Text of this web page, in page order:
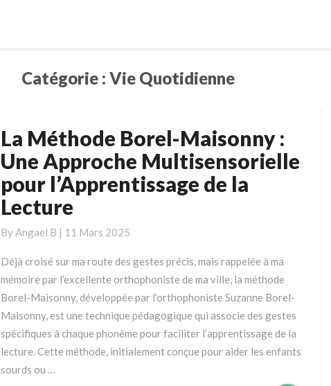
Catégorie : Vie Quotidienne
La
Méthode
Borel-
Maisonny
:
Approche
Multisensorielle
pour
l’Apprentissage
Lecture
La Méthode Borel-Maisonny :
Une Approche Multisensorielle
pour l’Apprentissage de la
Lecture
ByAngael B | 11 Mars 2025
Déjà croisé sur ma route des gestes précis, mais rappelée à ma
mémoire par l’excellente orthophoniste de ma ville, la méthode
Borel-Maisonny, développée par l’orthophoniste Suzanne Borel-
Maisonny, est une technique pédagogique qui associe des gestes
spécifiques à chaque phonème pour faciliter l’apprentissage de la
lecture. Cette méthode, initialement conçue pour aider les enfants
sourds ou …